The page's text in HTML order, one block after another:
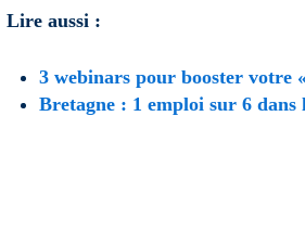
Lire aussi :
3 webinars pour booster votre
Bretagne : 1 emploi sur 6 dans